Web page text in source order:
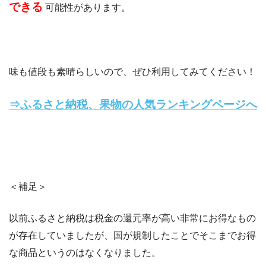
できる 可能性があります。
味も値段も素晴らしいので、ぜひ利用してみてください！
⇒ふるさと納税、果物の人気ランキングページへ
＜補足＞
以前ふるさと納税は税金の還元率が高い非常にお得なもの
が存在していましたが、国が規制したことでそこまでお得
な商品というのはなくなりました。